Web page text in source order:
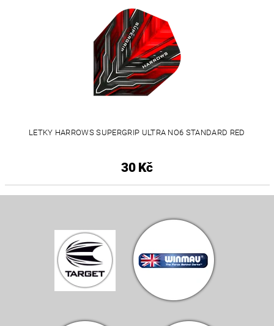
LETKY HARROWS SUPERGRIP ULTRA NO6 STANDARD RED
30 Kč